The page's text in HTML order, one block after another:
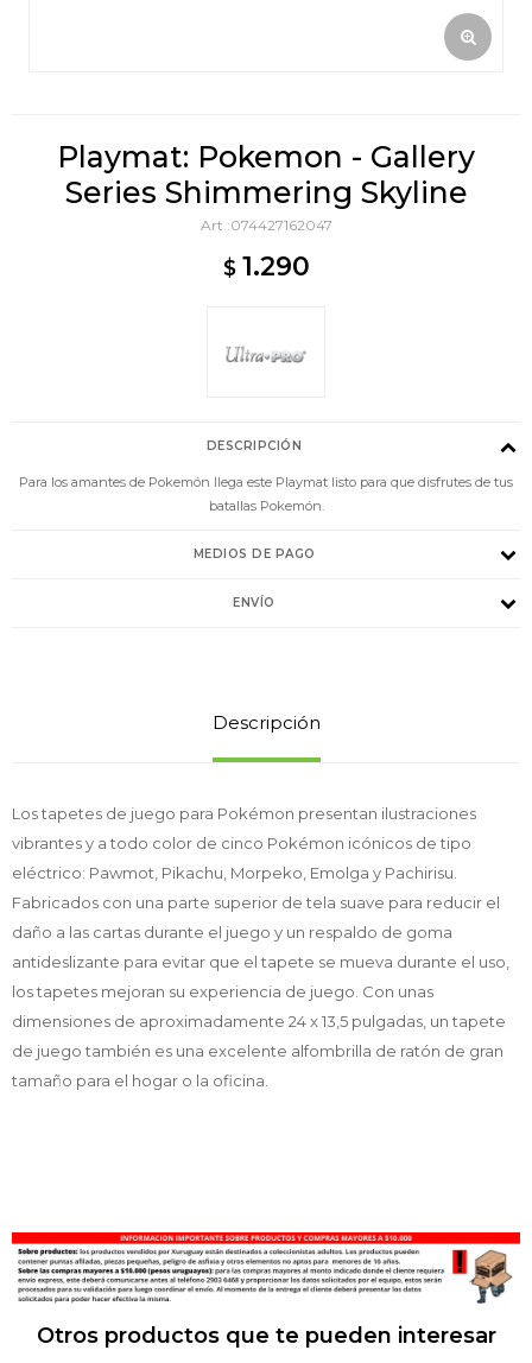
Playmat: Pokemon - Gallery
Series Shimmering Skyline
074427162047
$ 1.290
DESCRIPCIÓN
Para los amantes de Pokemón llega este Playmat listo para que disfrutes de tus
batallas Pokemón.
MEDIOS DE PAGO
ENVÍO
Descripción
Los tapetes de juego para Pokémon presentan ilustraciones
vibrantes y a todo color de cinco Pokémon icónicos de tipo
eléctrico: Pawmot, Pikachu, Morpeko, Emolga y Pachirisu.
Fabricados con una parte superior de tela suave para reducir el
daño a las cartas durante el juego y un respaldo de goma
antideslizante para evitar que el tapete se mueva durante el uso,
los tapetes mejoran su experiencia de juego. Con unas
dimensiones de aproximadamente 24 x 13,5 pulgadas, un tapete
de juego también es una excelente alfombrilla de ratón de gran
tamaño para el hogar o la oficina.
Otros productos que te pueden interesar